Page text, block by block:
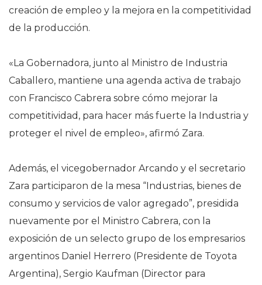
creación de empleo y la mejora en la competitividad
de la producción.
«La Gobernadora, junto al Ministro de Industria
Caballero, mantiene una agenda activa de trabajo
con Francisco Cabrera sobre cómo mejorar la
competitividad, para hacer más fuerte la Industria y
proteger el nivel de empleo», afirmó Zara.
Además, el vicegobernador Arcando y el secretario
Zara participaron de la mesa “Industrias, bienes de
consumo y servicios de valor agregado”, presidida
nuevamente por el Ministro Cabrera, con la
exposición de un selecto grupo de los empresarios
argentinos Daniel Herrero (Presidente de Toyota
Argentina), Sergio Kaufman (Director para